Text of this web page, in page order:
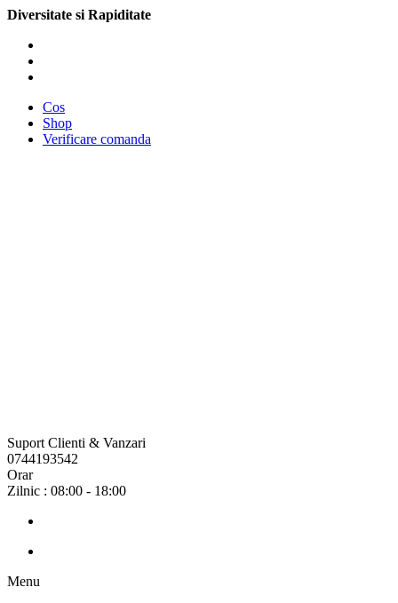
Diversitate si Rapiditate
Cos
Shop
Verificare comanda
Suport Clienti & Vanzari
0744193542
Orar
Zilnic : 08:00 - 18:00
Menu